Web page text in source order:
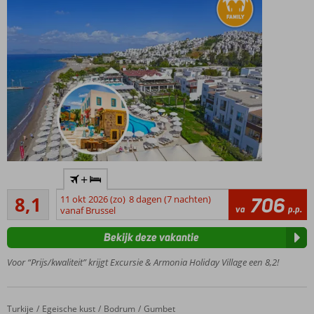
naar
Kos per
ferry!
familiehotel,
direct aan
het
8,1Zeer goed
157
beoordelingen
+
11 okt 2026 (zo) 8 dagen (7 nachten)
vanaf Brussel
va 706 p.p.
Voor “Prijs/kwaliteit” krijgt Excursie & Armonia Holiday Village een 8,2!
Bekijk deze vakantie
Home
Turkije Egeische kust Bodrum Gumbet
Ayaz Aqua Beach